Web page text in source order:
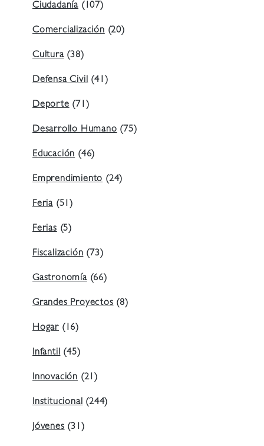
Ciudadanía (107)
Comercialización (20)
Cultura(38)
Defensa Civil (41)
Deporte (71)
Desarrollo Humano (75)
Educación (46)
Emprendimiento (24)
Feria (51)
Ferias (5)
Fiscalización (73)
Gastronomía(66)
Grandes Proyectos (8)
Hogar (16)
Infantil (45)
Innovación (21)
Institucional (244)
Jóvenes (31)